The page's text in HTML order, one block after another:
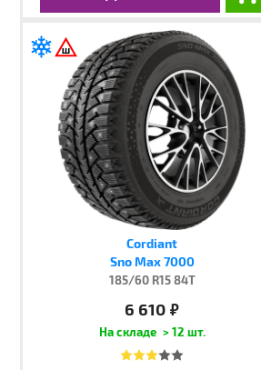
Cordiant
Sno Max 7000
185/60 R15 84T
6 610 руб.
> 12 шт.